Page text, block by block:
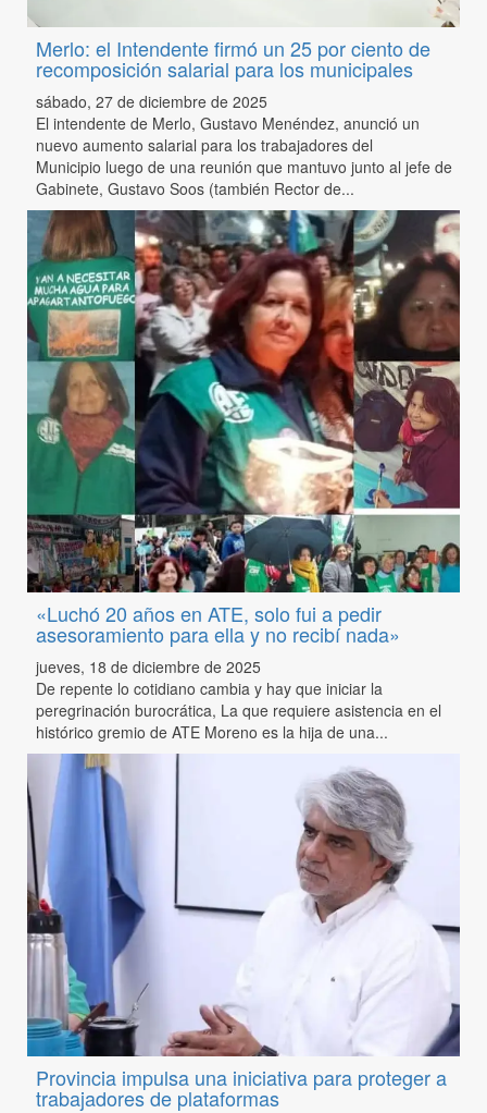
Merlo: el Intendente firmó un 25 por ciento de
recomposición salarial para los municipales
sábado, 27 de diciembre de 2025
El intendente de Merlo, Gustavo Menéndez, anunció un
nuevo aumento salarial para los trabajadores del
Municipio luego de una reunión que mantuvo junto al jefe de
Gabinete, Gustavo Soos (también Rector de...
«Luchó 20 años en ATE, solo fui a pedir
asesoramiento para ella y no recibí nada»
jueves, 18 de diciembre de 2025
De repente lo cotidiano cambia y hay que iniciar la
peregrinación burocrática, La que requiere asistencia en el
histórico gremio de ATE Moreno es la hija de una...
Provincia impulsa una iniciativa para proteger a
trabajadores de plataformas